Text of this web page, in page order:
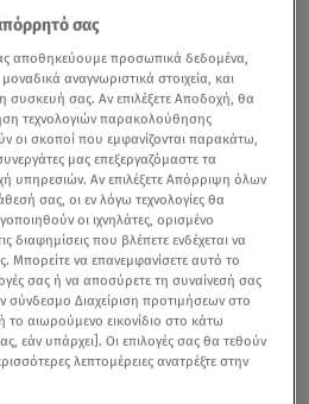
σας
αποθηκεύουμε προσωπικά δεδομένα,
αναγνωριστικά στοιχεία, και
σας. Αν επιλέξετε Αποδοχή, θα
τεχνολογιών παρακολούθησης
οι σκοποί που εμφανίζονται παρακάτω,
μας επεξεργαζόμαστε τα
υπηρεσιών. Αν επιλέξετε Απόρριψη όλων
σας, οι εν λόγω τεχνολογίες θα
οι ιχνηλάτες, ορισμένο
διαφημίσεις που βλέπετε ενδέχεται να
Μπορείτε να επανεμφανίσετε αυτό το
σας ή να αποσύρετε τη συναίνεσή σας
σύνδεσμο Διαχείριση προτιμήσεων στο
το αιωρούμενο εικονίδιο στο κάτω
εάν υπάρχει]. Οι επιλογές σας θα τεθούν
λεπτομέρειες ανατρέξτε στην